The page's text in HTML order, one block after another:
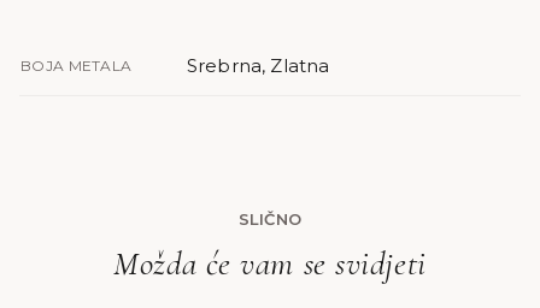
BOJA METALA Srebrna, Zlatna
SLIČNO
Možda će vam se svidjeti